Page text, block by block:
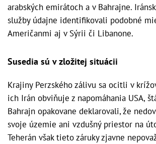
arabských emirátoch a v Bahrajne.
služby údajne identifikovali podobné
Američanmi aj v Sýrii či Libanone.
Susedia sú v zložitej situácii
Krajiny Perzského zálivu sa ocitli v
ich Irán obviňuje z napomáhania USA,
Bahrajn opakovane deklarovali, že
svoje územie ani vzdušný priestor na
Teherán však tieto záruky zjavne